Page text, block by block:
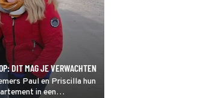
DIT MAG JE VERWACHTEN
Paul en Priscilla hun
in een